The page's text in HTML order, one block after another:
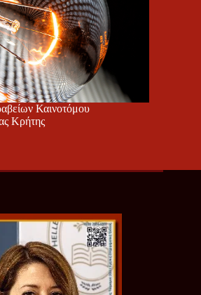
Καινοτόμου
Κρήτης